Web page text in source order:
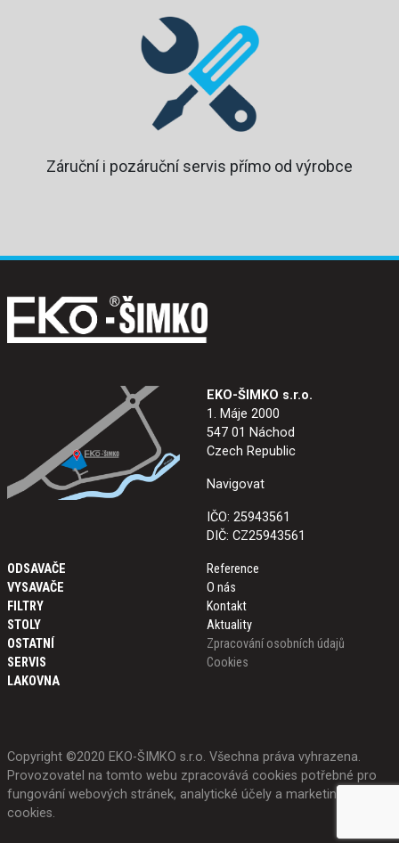
Záruční i pozáruční servis přímo od výrobce
EKO-ŠIMKO s.r.o.
1. Máje 2000
547 01 Náchod
Czech Republic
Navigovat
IČO: 25943561
DIČ: CZ25943561
ODSAVAČE
VYSAVAČE
FILTRY
STOLY
OSTATNÍ
SERVIS
LAKOVNA
Reference
O nás
Kontakt
Aktuality
Zpracování osobních údajů
Cookies
Copyright ©2020 EKO-ŠIMKO s.r.o. Všechna práva vyhrazena.
Provozovatel na tomto webu zpracovává cookies potřebné pro
fungování webových stránek, analytické účely a marketing.
cookies.